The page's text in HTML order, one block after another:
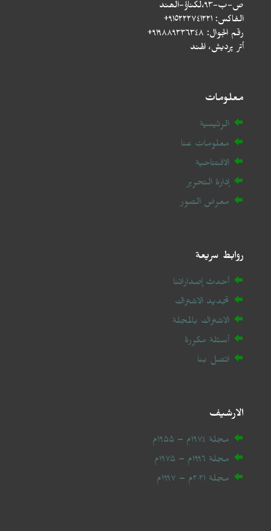
ص-ب-۹۳،لکناؤ-الھند
الفاكس: ٩١٥٢٢٢٧٤١٢٢١+
رقم الجوال: ٩١٩٨٨٩٣٣٦٣٤٨+
أتر پردیش، الهند
معلومات
الرئيسية
معلومات عنا
الافتتاحية
إدارة التحرير
معرض الصور
روابط سريعة
أحدث إصداراتنا
تجديد الاشتراك
الاشتراك بالمجلة
أسئلة مكررة
اتصل بنا
الارشيف
مجلة ۱۹۷٤م – ۱۹۵۵م
مجلة ۱۹۹٦م – ۱۹۷۵م
مجلة ۲۰ ۲۱ م – ۱۹۹۷م